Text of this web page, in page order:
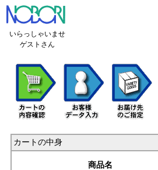
いらっしゃいませ
ゲストさん
カートの中身
商品名